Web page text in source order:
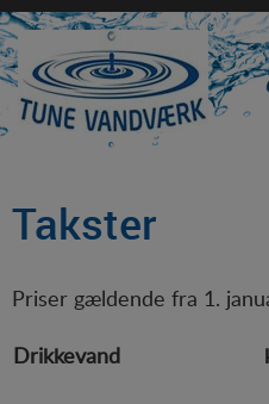
Selvbetjening
Vejledning
Flyttemeddelelser
Bestyrelse
Takster
Priser gældende fra 1.
Drikkevand